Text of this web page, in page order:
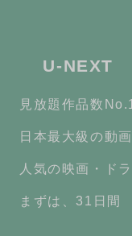
U-NEXT
見放題作品数No.1
日本最大級の動
人気の映画・ド
まずは、31日間